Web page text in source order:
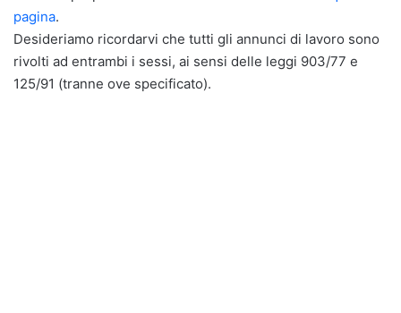
pagina.
Desideriamo ricordarvi che tutti gli annunci di lavoro sono
rivolti ad entrambi i sessi, ai sensi delle leggi 903/77 e
125/91 (tranne ove specificato).